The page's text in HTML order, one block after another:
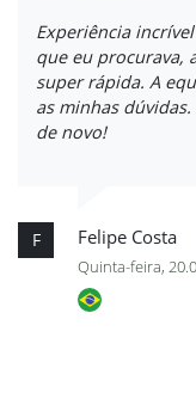
Experiência
que eu procurava,
super rápida. A
as minhas
de novo!
F Felipe Costa
Quinta-feira,